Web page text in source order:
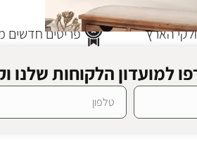
פריטים חדשים הארץ
למועדון הלקוחות שלנו